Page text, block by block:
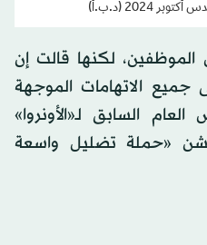
2024 (د.ب.أ)
الموظفين، لكنها قالت إن
جميع الاتهامات الموجهة
السابق لـ«الأونروا»
بشن «حملة تضليل واسعة